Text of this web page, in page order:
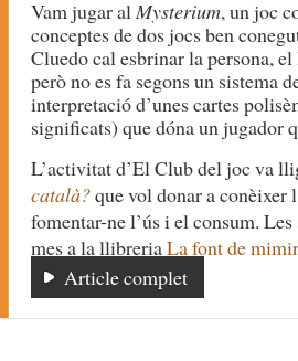
Vam jugar alMysterium, un joc
conceptes de dos jocs ben
Cluedocal esbrinar la persona,
però no es fa segons un sistema
interpretació d’unes cartes
significats) que dóna un jugador
L’activitat d’El Club del joc va
català?que vol donar a conèixer
fomentar-ne l’ús i el consum.
mes a la llibreriaLa font de mimir
Article complet